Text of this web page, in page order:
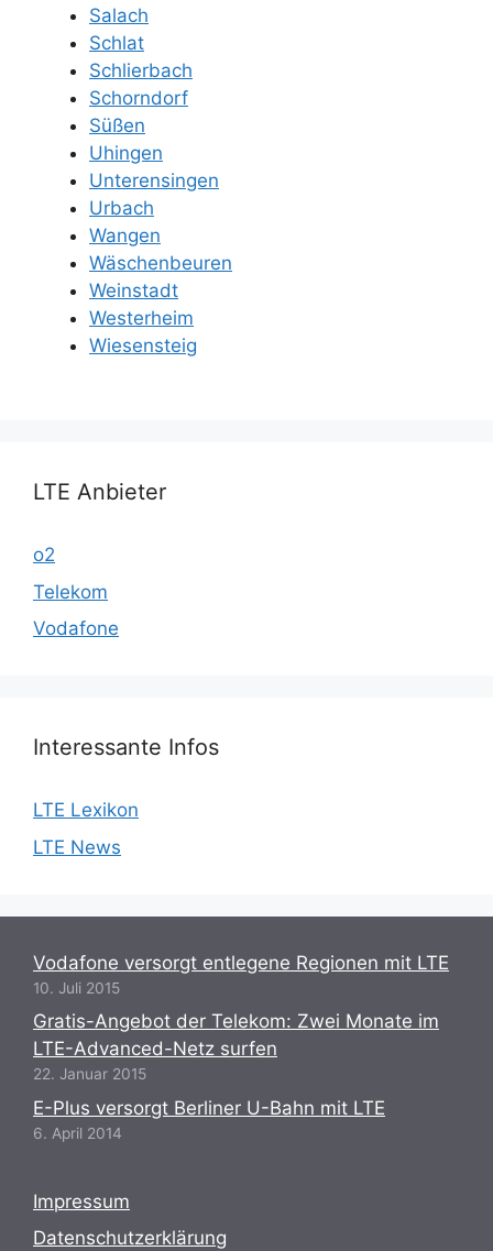
Salach
Schlat
Schlierbach
Schorndorf
Süßen
Uhingen
Unterensingen
Urbach
Wangen
Wäschenbeuren
Weinstadt
Westerheim
Wiesensteig
LTE Anbieter
o2
Telekom
Vodafone
Interessante Infos
LTE Lexikon
LTE News
Vodafone versorgt entlegene Regionen mit LTE
10. Juli 2015
Gratis-Angebot der Telekom: Zwei Monate im
LTE-Advanced-Netz surfen
22. Januar 2015
E-Plus versorgt Berliner U-Bahn mit LTE
6. April 2014
Impressum
Datenschutzerklärung